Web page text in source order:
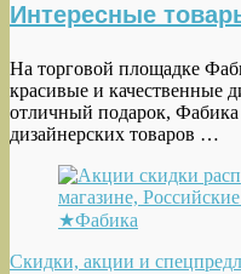
Интересные
На торговой площадке
красивые и качественные
отличный подарок,
дизайнерских товаров …
Скидки, акции и